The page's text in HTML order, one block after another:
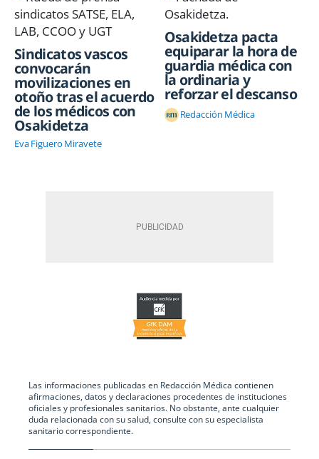
Sindicatos vascos
convocarán
movilizaciones en
otoño tras el acuerdo
de los médicos con
Osakidetza
Eva Figuero Miravete
Osakidetza pacta
equiparar la hora de
guardia médica con
la ordinaria y
reforzar el descanso
Redacción Médica
Las informaciones publicadas en Redacción Médica contienen
afirmaciones, datos y declaraciones procedentes de instituciones
oficiales y profesionales sanitarios. No obstante, ante cualquier
duda relacionada con su salud, consulte con su especialista
sanitario correspondiente.